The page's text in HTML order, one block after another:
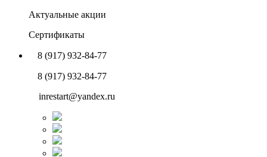
Актуальные акции
Сертификаты
8 (917) 932-84-77
8 (917) 932-84-77
inrestart@yandex.ru